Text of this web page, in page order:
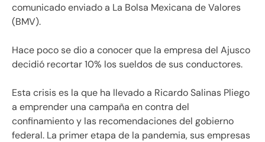
comunicado enviado a La Bolsa Mexicana de Valores
(BMV).
Hace poco se dio a conocer que la empresa del Ajusco
decidió recortar 10% los sueldos de sus conductores.
Esta crisis es la que ha llevado a Ricardo Salinas Pliego
a emprender una campaña en contra del
confinamiento y las recomendaciones del gobierno
federal. La primer etapa de la pandemia, sus empresas